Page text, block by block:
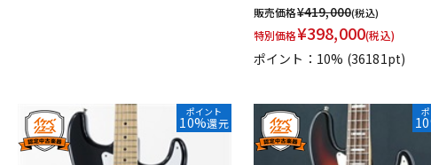
販売価格¥419,000(税込)
特別価格¥398,000(税込)
ポイント：10% (36181pt)
ポイント
10%還元